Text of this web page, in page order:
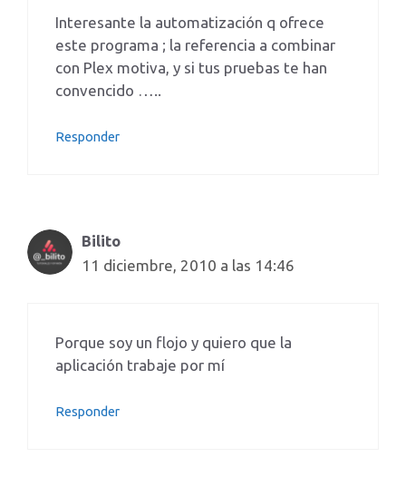
Interesante la automatización q ofrece
este programa ; la referencia a combinar
con Plex motiva, y si tus pruebas te han
convencido …..
Responder
Bilito
11 diciembre, 2010 a las 14:46
Porque soy un flojo y quiero que la
aplicación trabaje por mí
Responder